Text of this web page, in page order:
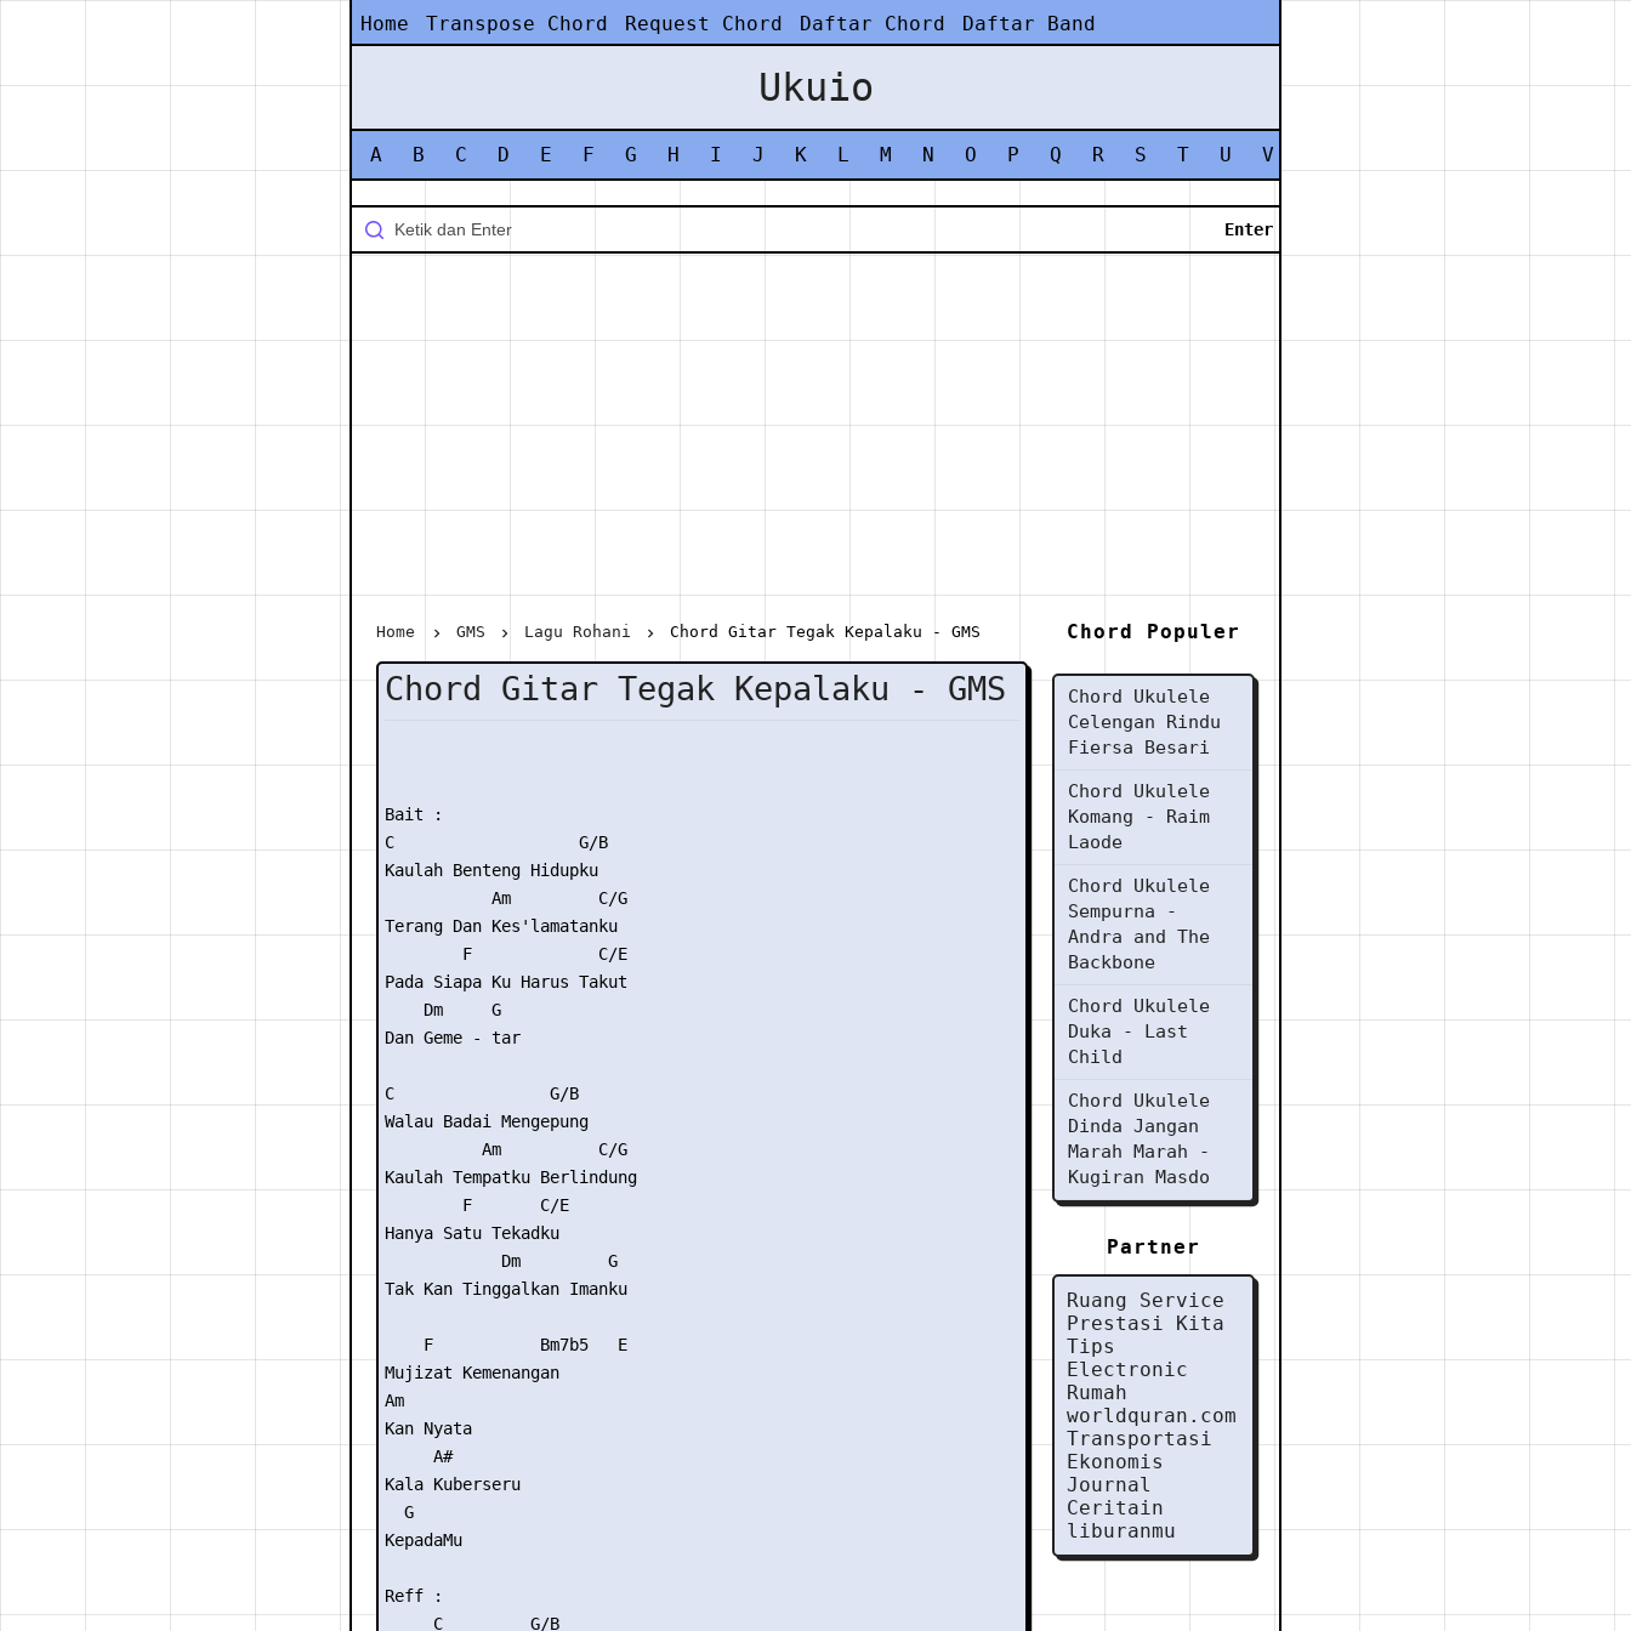
Home Transpose Chord Request Chord Daftar Chord Daftar Band
Ukuio
A B C D E F G H I J K L M N O P Q R S T U V
Home GMS Lagu Rohani Chord Gitar Tegak Kepalaku - GMS
Chord Gitar Tegak Kepalaku - GMS
Bait :
C                   G/B
Kaulah Benteng Hidupku
           Am         C/G
Terang Dan Kes'lamatanku
        F             C/E
Pada Siapa Ku Harus Takut
    Dm     G
Dan Geme - tar
C                G/B
Walau Badai Mengepung
          Am          C/G
Kaulah Tempatku Berlindung
        F       C/E
Hanya Satu Tekadku
            Dm         G
Tak Kan Tinggalkan Imanku
    F           Bm7b5   E
Mujizat Kemenangan
Am
Kan Nyata
     A#
Kala Kuberseru
  G
KepadaMu
Reff :
     C         G/B
Chord Populer
Chord Ukulele
Celengan Rindu
Fiersa Besari
Chord Ukulele
Komang - Raim
Laode
Chord Ukulele
Sempurna -
Andra and The
Backbone
Chord Ukulele
Duka - Last
Child
Chord Ukulele
Dinda Jangan
Marah Marah -
Kugiran Masdo
Partner
Ruang Service
Prestasi Kita
Tips
Electronic
Rumah
worldquran.com
Transportasi
Ekonomis
Journal
Ceritain
liburanmu